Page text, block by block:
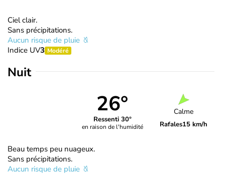
Ciel clair.
Sans précipitations.
Aucun risque de pluie
Indice UV3 Modéré
Nuit
26°
Ressenti 30°
en raison de l'humidité
Calme
Rafales15 km/h
Beau temps peu nuageux.
Sans précipitations.
Aucun risque de pluie